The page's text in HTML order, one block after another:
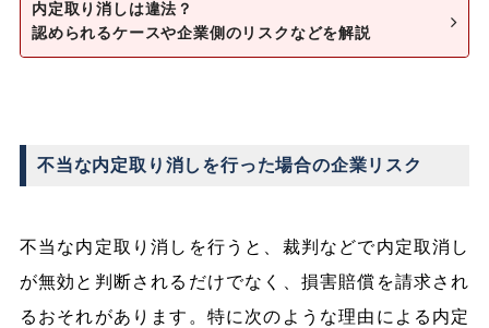
内定取り消しは違法？
認められるケースや企業側のリスクなどを解説
不当な内定取り消しを行った場合の企業リスク
不当な内定取り消しを行うと、裁判などで内定取消し
が無効と判断されるだけでなく、損害賠償を請求され
るおそれがあります。特に次のような理由による内定